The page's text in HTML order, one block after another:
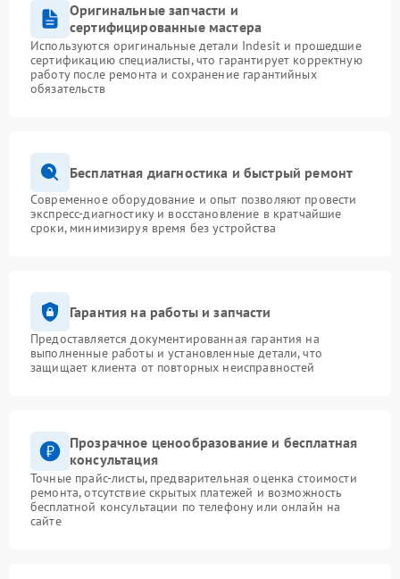
Оригинальные запчасти и
сертифицированные мастера
Используются оригинальные детали Indesit и прошедшие
сертификацию специалисты, что гарантирует корректную
работу после ремонта и сохранение гарантийных
обязательств
Бесплатная диагностика и быстрый ремонт
Современное оборудование и опыт позволяют провести
экспресс-диагностику и восстановление в кратчайшие
сроки, минимизируя время без устройства
Гарантия на работы и запчасти
Предоставляется документированная гарантия на
выполненные работы и установленные детали, что
защищает клиента от повторных неисправностей
Прозрачное ценообразование и бесплатная
консультация
Точные прайс-листы, предварительная оценка стоимости
ремонта, отсутствие скрытых платежей и возможность
бесплатной консультации по телефону или онлайн на
сайте